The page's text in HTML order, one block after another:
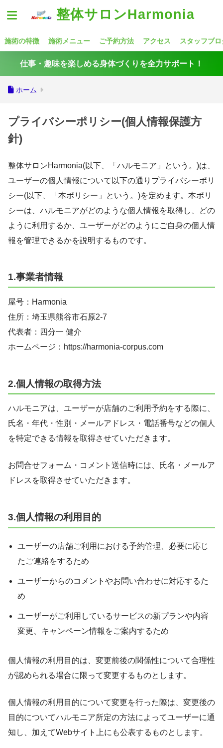
整体サロンHarmonia
施術の特徴 施術メニュー ご予約方法 アクセス スタッフブロ
仕事・趣味を楽しめる身体づくりを全力サポート！
ホーム
プライバシーポリシー(個人情報保護方
針)
整体サロンHarmonia(以下、「ハルモニア」という。)は、
ユーザーの個人情報について以下の通りプライバシーポリ
シー(以下、「本ポリシー」という。)を定めます。本ポリ
シーは、ハルモニアがどのような個人情報を取得し、どの
ように利用するか、ユーザーがどのようにご自身の個人情
報を管理できるかを説明するものです。
1.事業者情報
屋号：Harmonia
住所：埼玉県熊谷市石原2-7
代表者：四分一 健介
ホームページ：https://harmonia-corpus.com
2.個人情報の取得方法
ハルモニアは、ユーザーが店舗のご利用予約をする際に、
氏名・年代・性別・メールアドレス・電話番号などの個人
を特定できる情報を取得させていただきます。
お問合せフォーム・コメント送信時には、氏名・メールア
ドレスを取得させていただきます。
3.個人情報の利用目的
ユーザーの店舗ご利用における予約管理、必要に応じ
たご連絡をするため
ユーザーからのコメントやお問い合わせに対応するた
め
ユーザーがご利用しているサービスの新プランや内容
変更、キャンペーン情報をご案内するため
個人情報の利用目的は、変更前後の関係性について合理性
が認められる場合に限って変更するものとします。
個人情報の利用目的について変更を行った際は、変更後の
目的についてハルモニア所定の方法によってユーザーに通
知し、加えてWebサイト上にも公表するものとします。